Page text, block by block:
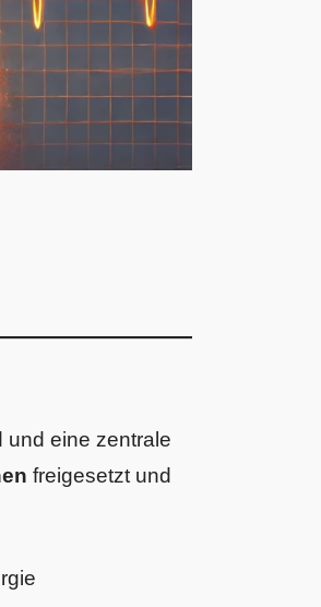
und eine zentrale
freigesetzt und